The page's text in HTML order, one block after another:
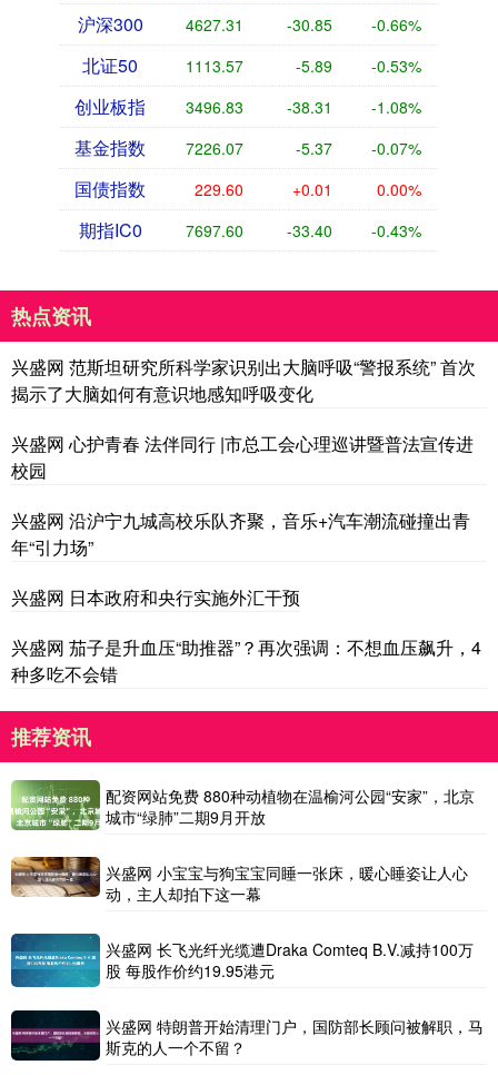
沪深300 4627.31 -30.85 -0.66%
北证50 1113.57 -5.89 -0.53%
创业板指 3496.83 -38.31 -1.08%
基金指数 7226.07 -5.37 -0.07%
国债指数 229.60 +0.01 0.00%
期指IC0 7697.60 -33.40 -0.43%
热点资讯
兴盛网 范斯坦研究所科学家识别出大脑呼吸“警报系统” 首次
揭示了大脑如何有意识地感知呼吸变化
兴盛网 心护青春 法伴同行 |市总工会心理巡讲暨普法宣传进
校园
兴盛网 沿沪宁九城高校乐队齐聚，音乐+汽车潮流碰撞出青
年“引力场”
兴盛网 日本政府和央行实施外汇干预
兴盛网 茄子是升血压“助推器”？再次强调：不想血压飙升，4
种多吃不会错
推荐资讯
配资网站免费 880种动植物在温榆河公园“安家”，北京
城市“绿肺”二期9月开放
兴盛网 小宝宝与狗宝宝同睡一张床，暖心睡姿让人心
动，主人却拍下这一幕
兴盛网 长飞光纤光缆遭Draka Comteq B.V.减持100万
股 每股作价约19.95港元
兴盛网 特朗普开始清理门户，国防部长顾问被解职，马
斯克的人一个不留？